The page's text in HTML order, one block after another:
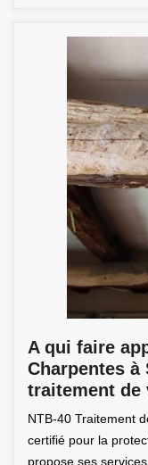
A qui faire
Charpentes
traitement de
NTB-40 Traitement
certifié pour la
propose ses